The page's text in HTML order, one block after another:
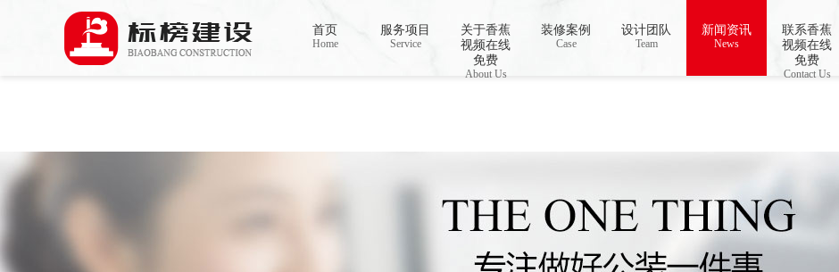
: mkdir(): No space left on device in
: file_put_contents(./cachefile_yuan/bjbkws.com/cache/ee/f92cc/a374b.html): failed to open stream: No such file or directory in/www/wwwroot/Z4.com/func.phpon line
香蕉视频在线免费,香蕉视频导航,黄色香蕉视频下载,91香蕉APP成人污在线观看
首页
Home
服务项目
Service
关于香蕉
视频在线
免费
About Us
装修案例
Case
设计团队
Team
新闻资讯
News
联系香蕉
视频在线
免费
Contact Us